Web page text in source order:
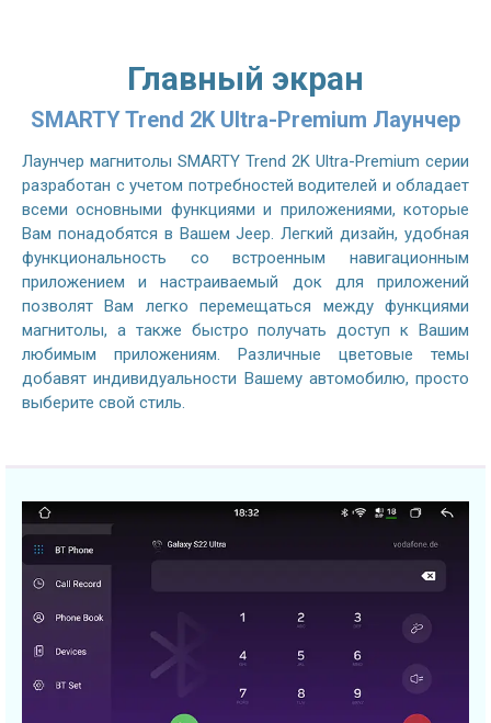
Главный экран
SMARTY Trend 2K Ultra-Premium Лаунчер
Лаунчер магнитолы SMARTY Trend 2K Ultra-Premium серии
разработан с учетом потребностей водителей и обладает
всеми основными функциями и приложениями, которые
Вам понадобятся в Вашем Jeep. Легкий дизайн, удобная
функциональность со встроенным навигационным
приложением и настраиваемый док для приложений
позволят Вам легко перемещаться между функциями
магнитолы, а также быстро получать доступ к Вашим
любимым приложениям. Различные цветовые темы
добавят индивидуальности Вашему автомобилю, просто
выберите свой стиль.